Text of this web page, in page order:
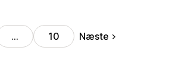
… 10 Næste